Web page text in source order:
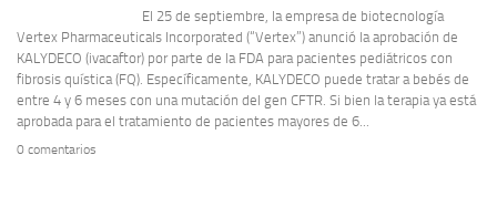
El 25 de septiembre, la empresa de biotecnología
Vertex Pharmaceuticals Incorporated (“Vertex”) anunció la aprobación de
KALYDECO (ivacaftor) por parte de la FDA para pacientes pediátricos con
fibrosis quística (FQ). Específicamente, KALYDECO puede tratar a bebés de
entre 4 y 6 meses con una mutación del gen CFTR. Si bien la terapia ya está
aprobada para el tratamiento de pacientes mayores de 6...
0 comentarios